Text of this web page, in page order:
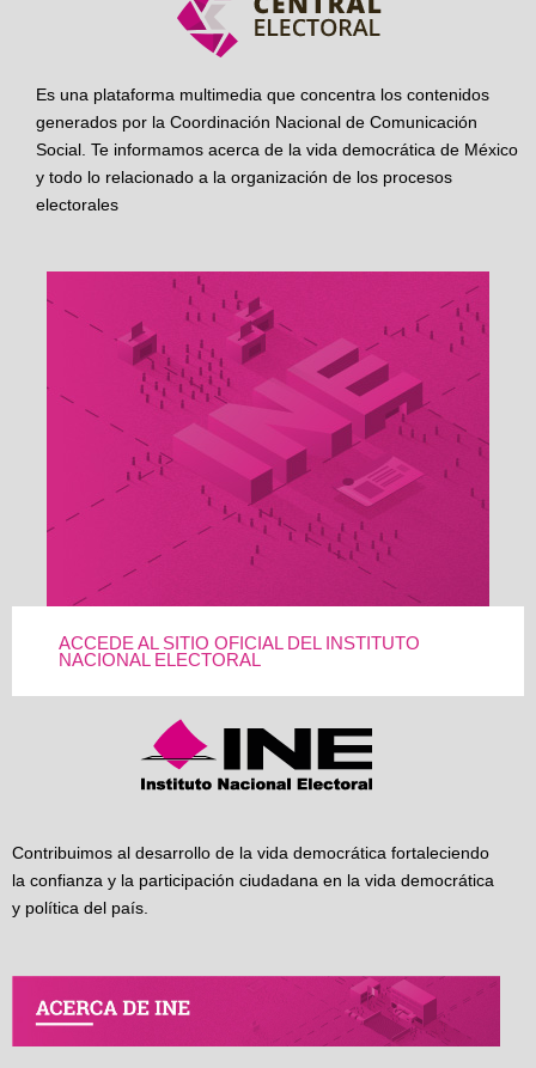
Es una plataforma multimedia que concentra los contenidos
generados por la Coordinación Nacional de Comunicación
Social. Te informamos acerca de la vida democrática de México
y todo lo relacionado a la organización de los procesos
electorales
ACCEDE AL SITIO OFICIAL DEL INSTITUTO
NACIONAL ELECTORAL
Contribuimos al desarrollo de la vida democrática fortaleciendo
la confianza y la participación ciudadana en la vida democrática
y política del país.